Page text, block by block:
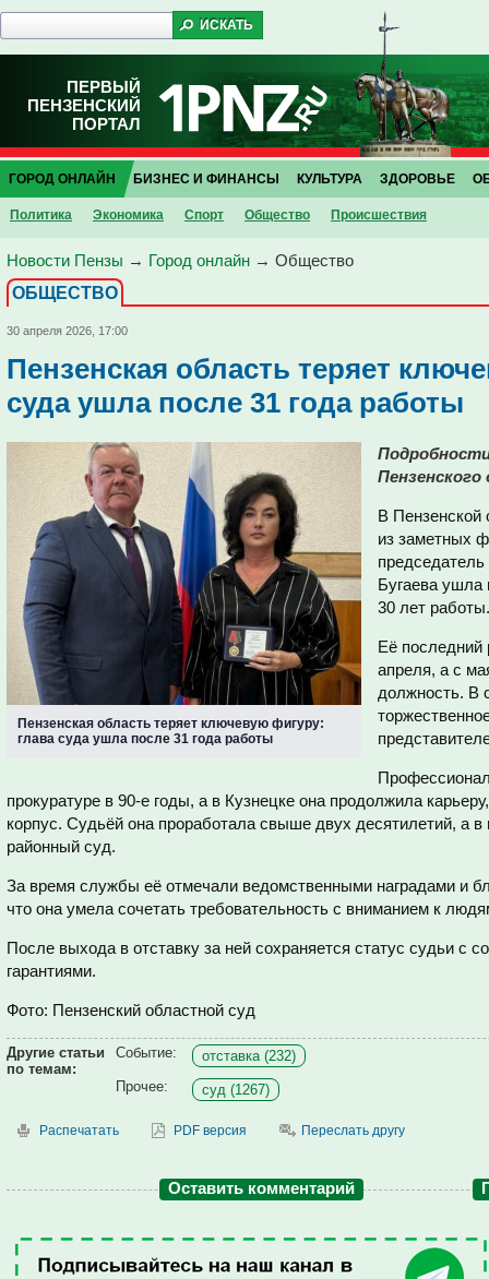
ПЕРВЫЙ
ПЕНЗЕНСКИЙ
ПОРТАЛ
ГОРОД ОНЛАЙН
Политика Экономика Спорт Общество Проиcшествия
БИЗНЕС И ФИНАНСЫ КУЛЬТУРА ЗДОРОВЬЕ
Новости Пензы → Город онлайн → Общество
ОБЩЕСТВО
30 апреля 2026, 17:00
Пензенская область теряет
суда ушла после 31 года работы
Пензенская область теряет ключевую фигуру:
глава суда ушла после 31 года работы
Подробности
Пензенского
В Пензенской
из заметных
председатель
Бугаева ушла
30 лет работы.
Её последний
апреля, а с
должность. В
прокуратуре в 90-е годы, а в Кузнецке она продолжила
корпус. Судьёй она проработала свыше двух десятилетий, а в
районный суд.
За время службы её отмечали ведомственными наградами и
что она умела сочетать требовательность с вниманием к
После выхода в отставку за ней сохраняется статус судьи с
гарантиями.
Фото: Пензенский областной суд
Другие статьи
по темам:
Событие:
отставка (232)
Прочее:
суд (1267)
Распечатать PDF версия Переслать другу
Оставить комментарий